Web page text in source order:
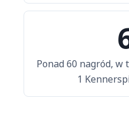
Ponad 60 nagród, w
1